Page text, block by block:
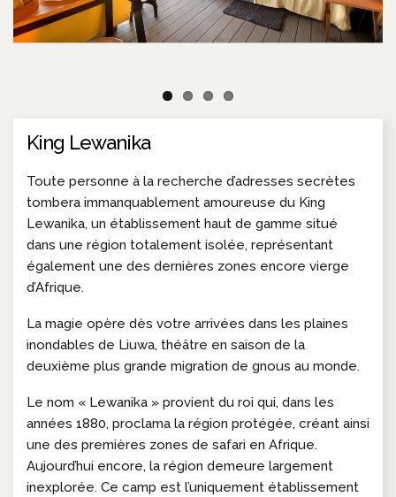
King Lewanika
Toute personne à la recherche d’adresses secrètes
tombera immanquablement amoureuse du King
Lewanika, un établissement haut de gamme situé
dans une région totalement isolée, représentant
également une des dernières zones encore vierge
d’Afrique.
La magie opère dès votre arrivées dans les plaines
inondables de Liuwa, théâtre en saison de la
deuxième plus grande migration de gnous au monde.
Le nom « Lewanika » provient du roi qui, dans les
années 1880, proclama la région protégée, créant ainsi
une des premières zones de safari en Afrique.
Aujourd’hui encore, la région demeure largement
inexplorée. Ce camp est l’uniquement établissement